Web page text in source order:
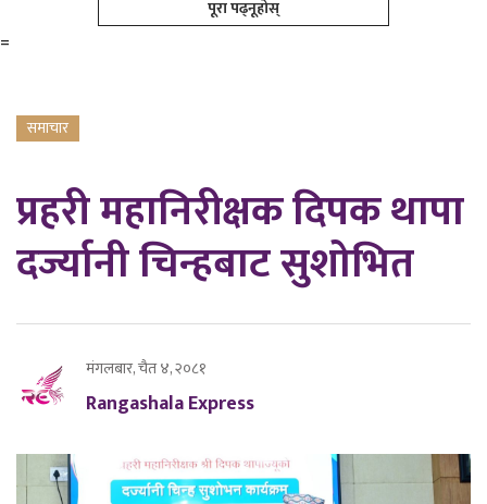
पूरा पढ्नूहोस्
=
समाचार
प्रहरी महानिरीक्षक दिपक थापा
दर्ज्यानी चिन्हबाट सुशोभित
मंगलबार, चैत ४, २०८१
Rangashala Express